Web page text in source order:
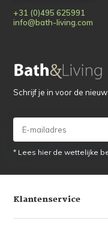
+31 (0)495 625991
info@bath-living.com
Schrijf je in voor de
* Lees hier de wettelijke
Klantenservice